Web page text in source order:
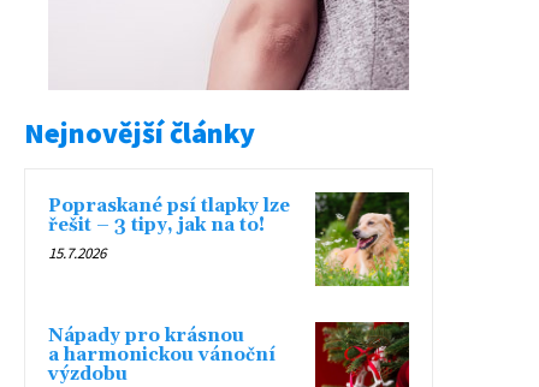
Nejnovější články
Popraskané psí tlapky lze
řešit – 3 tipy, jak na to!
15.7.2026
Nápady pro krásnou
a harmonickou vánoční
výzdobu